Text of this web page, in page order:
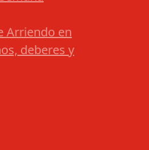
Arriendo en
deberes y